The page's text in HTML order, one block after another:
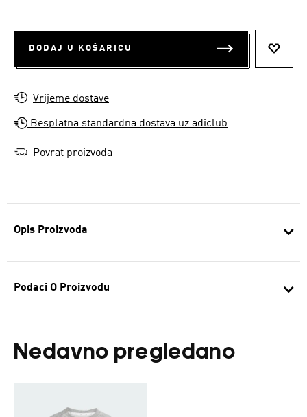
Opis Proizvoda
Podaci O Proizvodu
Nedavno pregledano
DODAJ U KOŠARICU
Vrijeme dostave
Besplatna standardna dostava uz adiclub
Povrat proizvoda